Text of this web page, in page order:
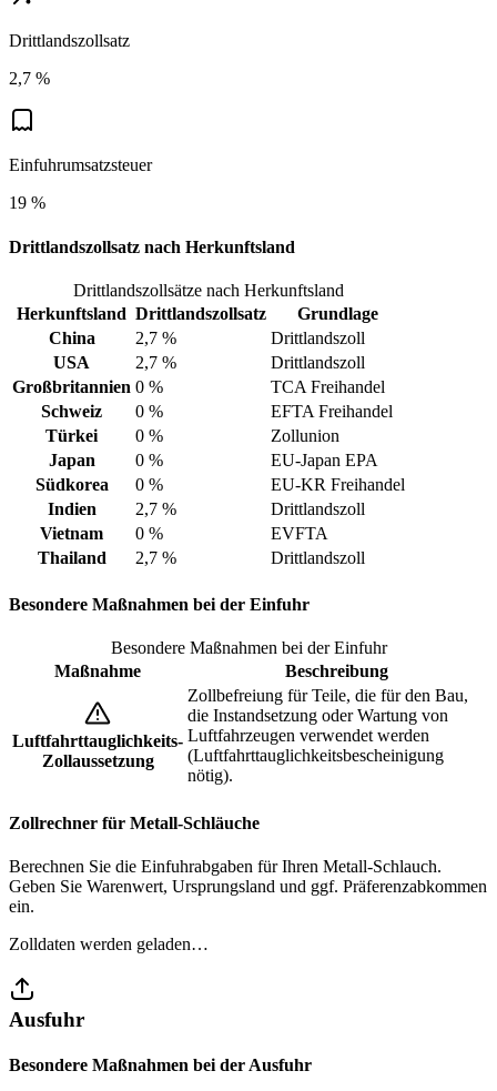
Drittlandszollsatz
2,7 %
Einfuhrumsatzsteuer
19 %
Drittlandszollsatz nach Herkunftsland
Drittlandszollsätze nach Herkunftsland
Herkunftsland Drittlandszollsatz
Grundlage
China
2,7 %
Drittlandszoll
USA
2,7 %
Drittlandszoll
Großbritannien 0 %
TCA Freihandel
Schweiz
0 %
EFTA Freihandel
Türkei
0 %
Zollunion
Japan
0 %
EU-Japan EPA
Südkorea
0 %
EU-KR Freihandel
Indien
2,7 %
Drittlandszoll
Vietnam
0 %
EVFTA
Thailand
2,7 % Drittlandszoll
Besondere Maßnahmen bei der Einfuhr
Besondere Maßnahmen bei der Einfuhr
Maßnahme
Beschreibung
Luftfahrttauglichkeits-
Zollaussetzung
Zollbefreiung für Teile, die für den Bau,
die Instandsetzung oder Wartung von
Luftfahrzeugen verwendet werden
(Luftfahrttauglichkeitsbescheinigung
nötig).
Zollrechner für Metall-Schläuche
Berechnen Sie die Einfuhrabgaben für Ihren Metall-Schlauch.
Geben Sie Warenwert, Ursprungsland und ggf. Präferenzabkommen
ein.
Zolldaten werden geladen…
Ausfuhr
Besondere Maßnahmen bei der Ausfuhr